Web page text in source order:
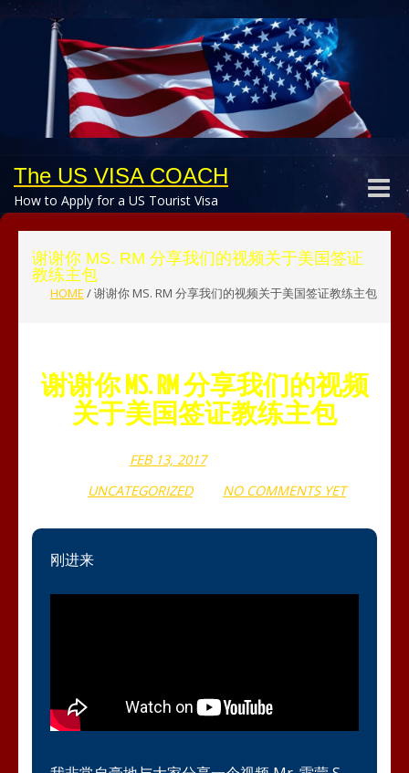
The US VISA COACH
How to Apply for a US Tourist Visa
Toggle
谢谢你 MS. RM 分享我们的视频关于美国签证
教练主包
HOME /谢谢你 MS. RM 分享我们的视频关于美国签证教练主包
谢谢你 MS. RM 分享我们的视频
关于美国签证教练主包
FEB 13, 2017
UNCATEGORIZED
NO COMMENTS YET
刚进来